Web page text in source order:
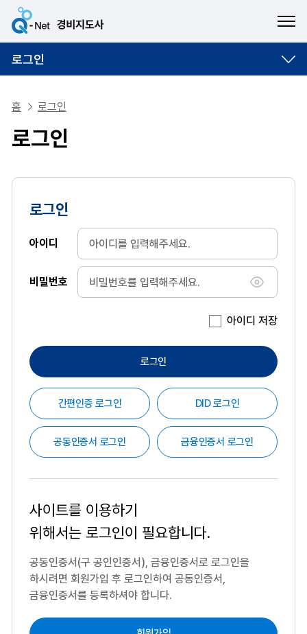
로그인
홈 로그인
로그인
로그인
아이디
비밀번호
비밀번호
아이디 저장
로그인
간편인증 로그인 DID 로그인
공동인증서 로그인 금융인증서 로그인
사이트를 이용하기
위해서는 로그인이 필요합니다.
공동인증서(구 공인인증서), 금융인증서로 로그인을
하시려면 회원가입 후 로그인하여 공동인증서,
금융인증서를 등록하셔야 합니다.